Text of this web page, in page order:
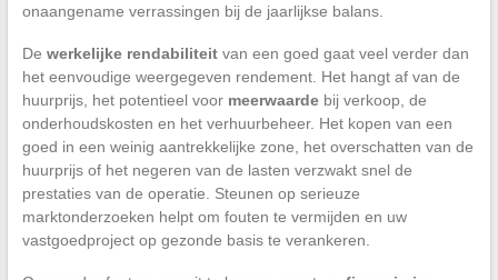
onaangename verrassingen bij de jaarlijkse balans.
De werkelijke rendabiliteitvan een goed gaat veel verder dan
het eenvoudige weergegeven rendement. Het hangt af van de
huurprijs, het potentieel voor meerwaardebij verkoop, de
onderhoudskosten en het verhuurbeheer. Het kopen van een
goed in een weinig aantrekkelijke zone, het overschatten van de
huurprijs of het negeren van de lasten verzwakt snel de
prestaties van de operatie. Steunen op serieuze
marktonderzoeken helpt om fouten te vermijden en uw
vastgoedproject op gezonde basis te verankeren.